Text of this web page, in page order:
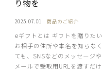
り物を
2025.07.01 商品のご紹介
eギフトとは ギフトを贈りたい
お相手の住所や本名を知らなく
ても、SNSなどのメッセージや
メールで受取用URLを渡すだけ